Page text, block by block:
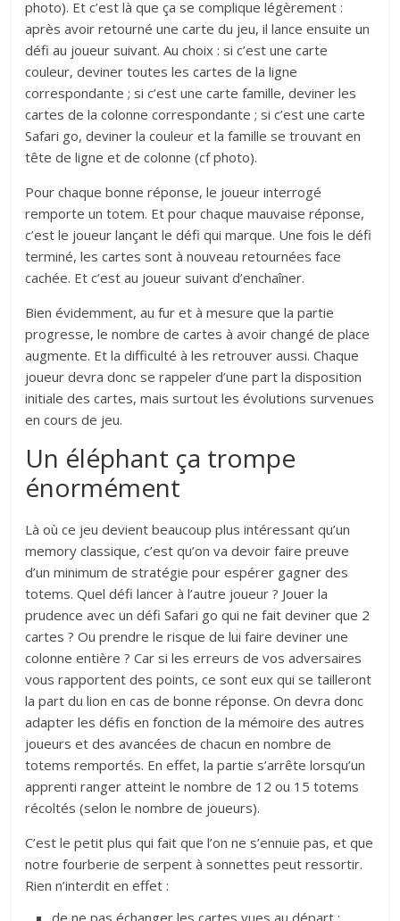
photo). Et c’est là que ça se complique légèrement :
après avoir retourné une carte du jeu, il lance ensuite un
défi au joueur suivant. Au choix : si c’est une carte
couleur, deviner toutes les cartes de la ligne
correspondante ; si c’est une carte famille, deviner les
cartes de la colonne correspondante ; si c’est une carte
Safari go, deviner la couleur et la famille se trouvant en
tête de ligne et de colonne (cf photo).
Pour chaque bonne réponse, le joueur interrogé
remporte un totem. Et pour chaque mauvaise réponse,
c’est le joueur lançant le défi qui marque. Une fois le défi
terminé, les cartes sont à nouveau retournées face
cachée. Et c’est au joueur suivant d’enchaîner.
Bien évidemment, au fur et à mesure que la partie
progresse, le nombre de cartes à avoir changé de place
augmente. Et la difficulté à les retrouver aussi. Chaque
joueur devra donc se rappeler d’une part la disposition
initiale des cartes, mais surtout les évolutions survenues
en cours de jeu.
Un éléphant ça trompe
énormément
Là où ce jeu devient beaucoup plus intéressant qu’un
memory classique, c’est qu’on va devoir faire preuve
d’un minimum de stratégie pour espérer gagner des
totems. Quel défi lancer à l’autre joueur ? Jouer la
prudence avec un défi Safari go qui ne fait deviner que 2
cartes ? Ou prendre le risque de lui faire deviner une
colonne entière ? Car si les erreurs de vos adversaires
vous rapportent des points, ce sont eux qui se tailleront
la part du lion en cas de bonne réponse. On devra donc
adapter les défis en fonction de la mémoire des autres
joueurs et des avancées de chacun en nombre de
totems remportés. En effet, la partie s’arrête lorsqu’un
apprenti ranger atteint le nombre de 12 ou 15 totems
récoltés (selon le nombre de joueurs).
C’est le petit plus qui fait que l’on ne s’ennuie pas, et que
notre fourberie de serpent à sonnettes peut ressortir.
Rien n’interdit en effet :
de ne pas échanger les cartes vues au départ ;